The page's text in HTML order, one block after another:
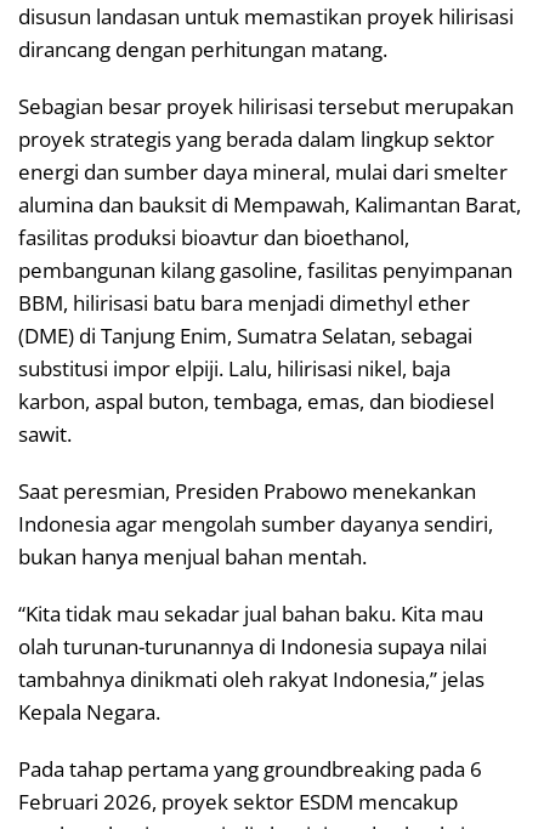
disusun landasan untuk memastikan proyek hilirisasi
dirancang dengan perhitungan matang.
Sebagian besar proyek hilirisasi tersebut merupakan
proyek strategis yang berada dalam lingkup sektor
energi dan sumber daya mineral, mulai dari smelter
alumina dan bauksit di Mempawah, Kalimantan Barat,
fasilitas produksi bioavtur dan bioethanol,
pembangunan kilang gasoline, fasilitas penyimpanan
BBM, hilirisasi batu bara menjadi dimethyl ether
(DME) di Tanjung Enim, Sumatra Selatan, sebagai
substitusi impor elpiji. Lalu, hilirisasi nikel, baja
karbon, aspal buton, tembaga, emas, dan biodiesel
sawit.
Saat peresmian, Presiden Prabowo menekankan
Indonesia agar mengolah sumber dayanya sendiri,
bukan hanya menjual bahan mentah.
“Kita tidak mau sekadar jual bahan baku. Kita mau
olah turunan-turunannya di Indonesia supaya nilai
tambahnya dinikmati oleh rakyat Indonesia,” jelas
Kepala Negara.
Pada tahap pertama yang groundbreaking pada 6
Februari 2026, proyek sektor ESDM mencakup